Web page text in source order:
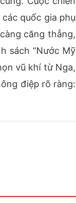
quốc gia phụ
căng thẳng,
sách “Nước Mỹ
vũ khí từ Nga,
điệp rõ ràng: